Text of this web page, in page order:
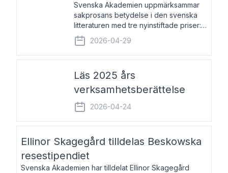
Svenska Akademien uppmärksammar
sakprosans betydelse i den svenska
litteraturen med tre nyinstiftade priser:
Svenska Akademiens pris till
framstående författare av svensk
sakprosa som i år går till Magnus
2026-04-29
Läs 2025 års
verksamhetsberättelse
2026-04-24
Ellinor Skagegård tilldelas Beskowska
resestipendiet
Svenska Akademien har tilldelat Ellinor Skagegård